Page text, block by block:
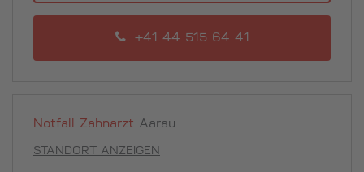
+41 44 515 64 41
Notfall Zahnarzt Aarau
STANDORT ANZEIGEN